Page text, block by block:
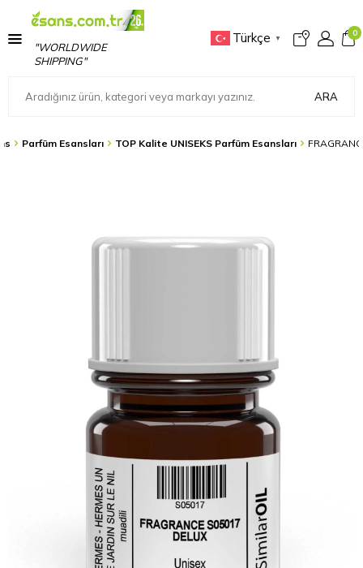
"WORLDWIDE
SHIPPING"
Türkçe ▼
0
ARA
Parfüm Esansları TOP Kalite UNISEKS Parfüm Esansları